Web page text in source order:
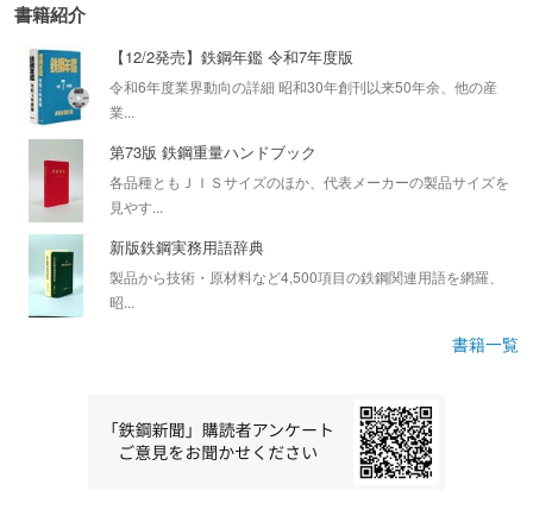
書籍紹介
【12/2発売】鉄鋼年鑑 令和7年度版
令和6年度業界動向の詳細 昭和30年創刊以来50年余、他の産
業...
第73版 鉄鋼重量ハンドブック
各品種ともＪＩＳサイズのほか、代表メーカーの製品サイズを
見やす...
新版鉄鋼実務用語辞典
製品から技術・原材料など4,500項目の鉄鋼関連用語を網羅、
昭...
書籍一覧